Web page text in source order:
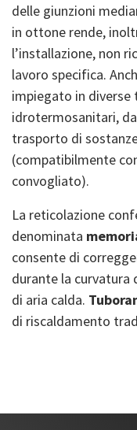
delle giunzioni
in ottone rende,
l’installazione, non
lavoro specifica.
impiegato in
idrotermosanitari,
trasporto di
(compatibilmente
convogliato).
La reticolazione
denominata
consente di
durante la curvatura
di aria calda.
di riscaldamento